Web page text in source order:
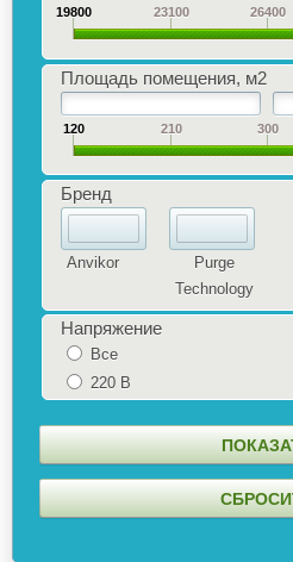
19800 23100 26400
Площадь помещения, м2
120 210 300
Бренд
Anvikor
Purge
Technology
Напряжение
Все
220 В